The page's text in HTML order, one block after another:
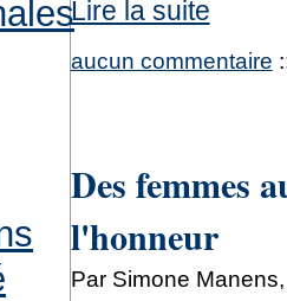
Lire la suite
aucun commentaire
Des femmes
l'honneur
Par Simone